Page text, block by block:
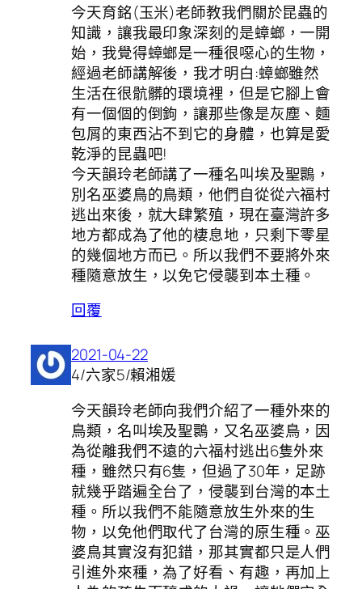
今天育銘(玉米)老師教我們關於昆蟲的
知識，讓我最印象深刻的是蟑螂，一開
始，我覺得蟑螂是一種很噁心的生物，
經過老師講解後，我才明白:蟑螂雖然
生活在很骯髒的環境裡，但是它腳上會
有一個個的倒鉤，讓那些像是灰塵、麵
包屑的東西沾不到它的身體，也算是愛
乾淨的昆蟲吧!
今天韻玲老師講了一種名叫埃及聖䴉，
別名巫婆鳥的鳥類，他們自從從六福村
逃出來後，就大肆繁殖，現在臺灣許多
地方都成為了他的棲息地，只剩下零星
的幾個地方而已。所以我們不要將外來
種隨意放生，以免它侵襲到本土種。
回覆
2021-04-22
4/六家5/賴湘媛
今天韻玲老師向我們介紹了一種外來的
鳥類，名叫埃及聖䴉，又名巫婆鳥，因
為從離我們不遠的六福村逃出6隻外來
種，雖然只有6隻，但過了30年，足跡
就幾乎踏遍全台了，侵襲到台灣的本土
種。所以我們不能隨意放生外來的生
物，以免他們取代了台灣的原生種。巫
婆鳥其實沒有犯錯，那其實都只是人們
引進外來種，為了好看、有趣，再加上